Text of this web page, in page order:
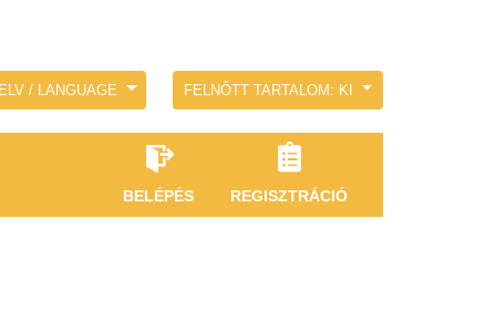
/ LANGUAGE FELNŐTT TARTALOM: KI
BELÉPÉS REGISZTRÁCIÓ